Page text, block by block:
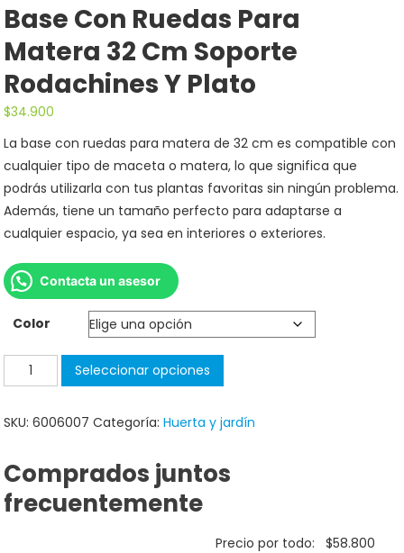
Base Con Ruedas Para
Matera 32 Cm Soporte
Rodachines Y Plato
$34.900
La base con ruedas para matera de 32 cm es compatible con
cualquier tipo de maceta o matera, lo que significa que
podrás utilizarla con tus plantas favoritas sin ningún problema.
Además, tiene un tamaño perfecto para adaptarse a
cualquier espacio, ya sea en interiores o exteriores.
Contacta un asesor
Color
Seleccionar opciones
SKU:6006007 Categoría:Huerta y jardín
Comprados juntos
frecuentemente
Precio por todo: $58.800